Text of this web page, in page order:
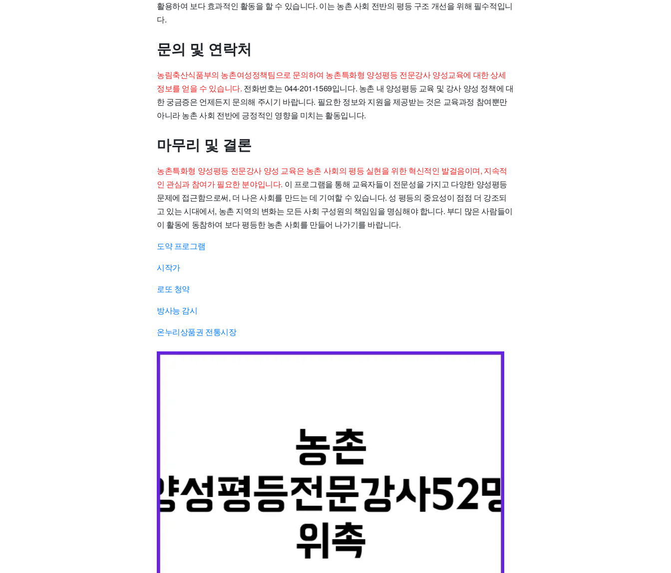
활용하여 보다 효과적인 활동을 할 수 있습니다. 이는 농촌 사회 전반의 평등 구조 개선을 위해 필수적입니
다.
문의 및 연락처
농림축산식품부의 농촌여성정책팀으로 문의하여 농촌특화형 양성평등 전문강사 양성교육에 대한 상세
정보를 얻을 수 있습니다. 전화번호는 044-201-1569입니다. 농촌 내 양성평등 교육 및 강사 양성 정책에 대
한 궁금증은 언제든지 문의해 주시기 바랍니다. 필요한 정보와 지원을 제공받는 것은 교육과정 참여뿐만
아니라 농촌 사회 전반에 긍정적인 영향을 미치는 활동입니다.
마무리 및 결론
농촌특화형 양성평등 전문강사 양성 교육은 농촌 사회의 평등 실현을 위한 혁신적인 발걸음이며, 지속적
인 관심과 참여가 필요한 분야입니다. 이 프로그램을 통해 교육자들이 전문성을 가지고 다양한 양성평등
문제에 접근함으로써, 더 나은 사회를 만드는 데 기여할 수 있습니다. 성 평등의 중요성이 점점 더 강조되
고 있는 시대에서, 농촌 지역의 변화는 모든 사회 구성원의 책임임을 명심해야 합니다. 부디 많은 사람들이
이 활동에 동참하여 보다 평등한 농촌 사회를 만들어 나가기를 바랍니다.
도약 프로그램
시작가
로또 청약
방사능 감시
온누리상품권 전통시장